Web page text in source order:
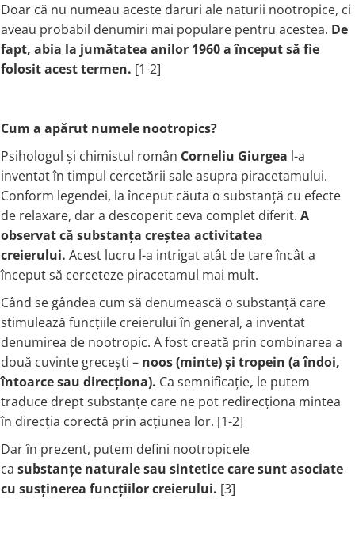
Nuca Neagra
Pau D’Arco
Saw Palmetto (Palmier Pitic)
Urzica (Stinging Nettle)
Ashwaganda
Boswellia
Ciuperci Medicinale
Triphala
Turmeric (Curcumin)
GLICOZAMINOGLICANI
Colagen
Condroitina
Glucozamina
MSM (Metilsulfonilmetan)
NUTRITIE SPORTIVA
Pre-Workout
Stimulente Hormonale
Creatina
SANATATEA OCHILOR
Luteina
Zeaxantina
Astaxantina
Iod (Kelp)
Seleniu
Tirozina
PARAZITI INTESTINALI
Pau D’Arco
Nuca Neagra
Berberina
Melatonina
Menta
Merisoare (Cranberry)
Moringa
Maca
N
Nuca Neagra
Nattokinase
Niacina (Vitamina B3)
O
Oregano
P
Pau D’Arco
Piridoxina (Vitamina B6)
Pregnenolone
Probiotice
Pygeum
Panax Ginseng
Q
Quercetina
Doar că nu numeau aceste daruri ale naturii nootropice, ci
aveau probabil denumiri mai populare pentru acestea. De
fapt, abia la jumătatea anilor 1960 a început să fie
folosit acest termen. [1-2]
Cum a apărut numele nootropics?
Psihologul și chimistul român Corneliu Giurgea l-a
inventat în timpul cercetării sale asupra piracetamului.
Conform legendei, la început căuta o substanță cu efecte
de relaxare, dar a descoperit ceva complet diferit. A
observat că substanța creștea activitatea
creierului. Acest lucru l-a intrigat atât de tare încât a
început să cerceteze piracetamul mai mult.
Când se gândea cum să denumească o substanță care
stimulează funcțiile creierului în general, a inventat
denumirea de nootropic. A fost creată prin combinarea a
două cuvinte grecești – noos (minte) și tropein (a îndoi,
întoarce sau direcționa). Ca semnificație, le putem
traduce drept substanțe care ne pot redirecționa mintea
în direcția corectă prin acțiunea lor. [1-2]
Dar în prezent, putem defini nootropicele
ca substanțe naturale sau sintetice care sunt asociate
cu susținerea funcțiilor creierului. [3]